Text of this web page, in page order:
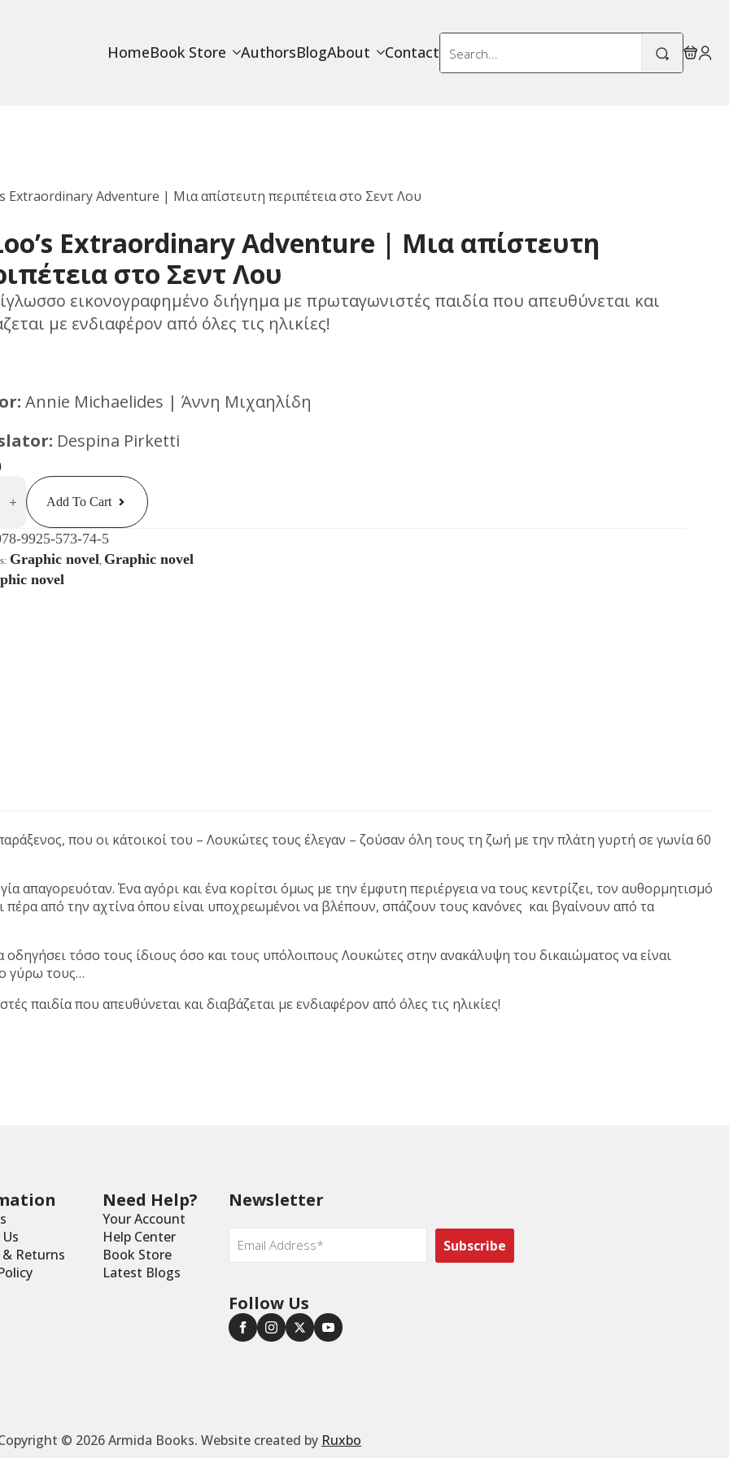
HomeBook Store AuthorsBlogAbout Contact
Search
for:
Extraordinary Adventure | Μια απίστευτη περιπέτεια στο Σεντ Λου
Extraordinary Adventure | Μια απίστευτη
στο Σεντ Λου
εικονογραφημένο διήγημα με πρωταγωνιστές παιδία που απευθύνεται και
με ενδιαφέρον από όλες τις ηλικίες!
Annie Michaelides | Άννη Μιχαηλίδη
Despina Pirketti
Add To Cart
9925-573-74-5
Graphic novel, Graphic novel
novel
που οι κάτοικοί του – Λουκώτες τους έλεγαν – ζούσαν όλη τους τη ζωή με την πλάτη γυρτή σε γωνία 60
απαγορευόταν. Ένα αγόρι και ένα κορίτσι όμως με την έμφυτη περιέργεια να τους κεντρίζει, τον αυθορμητισμό
πέρα από την αχτίνα όπου είναι υποχρεωμένοι να βλέπουν, σπάζουν τους κανόνες και βγαίνουν από τα
οδηγήσει τόσο τους ίδιους όσο και τους υπόλοιπους Λουκώτες στην ανακάλυψη του δικαιώματος να είναι
γύρω τους…
παιδία που απευθύνεται και διαβάζεται με ενδιαφέρον από όλες τις ηλικίες!
& Returns
Need Help?
Your Account
Help Center
Book Store
Latest Blogs
Newsletter
Email
Follow Us
© 2026 Armida Books. Website created by Ruxbo